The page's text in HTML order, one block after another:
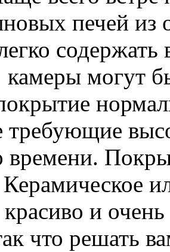
печей из
могут
требующие
времени.
и
что решать